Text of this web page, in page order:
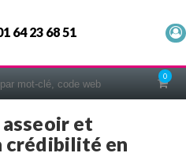
64 23 68 51
0
et
crédibilité en